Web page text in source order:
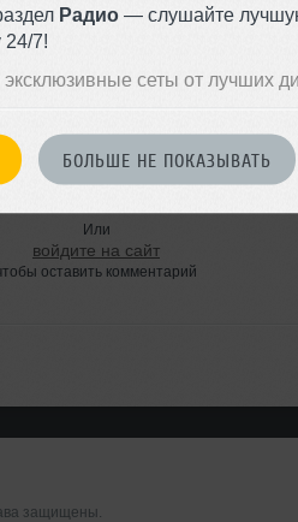
Радио — слушайте
24/7!
сеты от лучших
БОЛЬШЕ НЕ ПОКАЗЫВАТЬ
Нет записей в блоге
ЗАРЕГИСТРИРУЙТЕСЬ
Или
войдите на сайт
оставить комментарий
защищены.